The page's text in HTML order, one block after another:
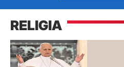
RELIGIA